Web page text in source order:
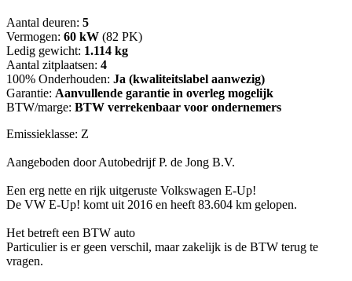
Aantal deuren: 5
Vermogen: 60 kW (82 PK)
Ledig gewicht: 1.114 kg
Aantal zitplaatsen: 4
100% Onderhouden: Ja (kwaliteitslabel aanwezig)
Garantie: Aanvullende garantie in overleg mogelijk
BTW/marge: BTW verrekenbaar voor ondernemers
Emissieklasse: Z
Aangeboden door Autobedrijf P. de Jong B.V.
Een erg nette en rijk uitgeruste Volkswagen E-Up!
De VW E-Up! komt uit 2016 en heeft 83.604 km gelopen.
Het betreft een BTW auto
Particulier is er geen verschil, maar zakelijk is de BTW terug te
vragen.